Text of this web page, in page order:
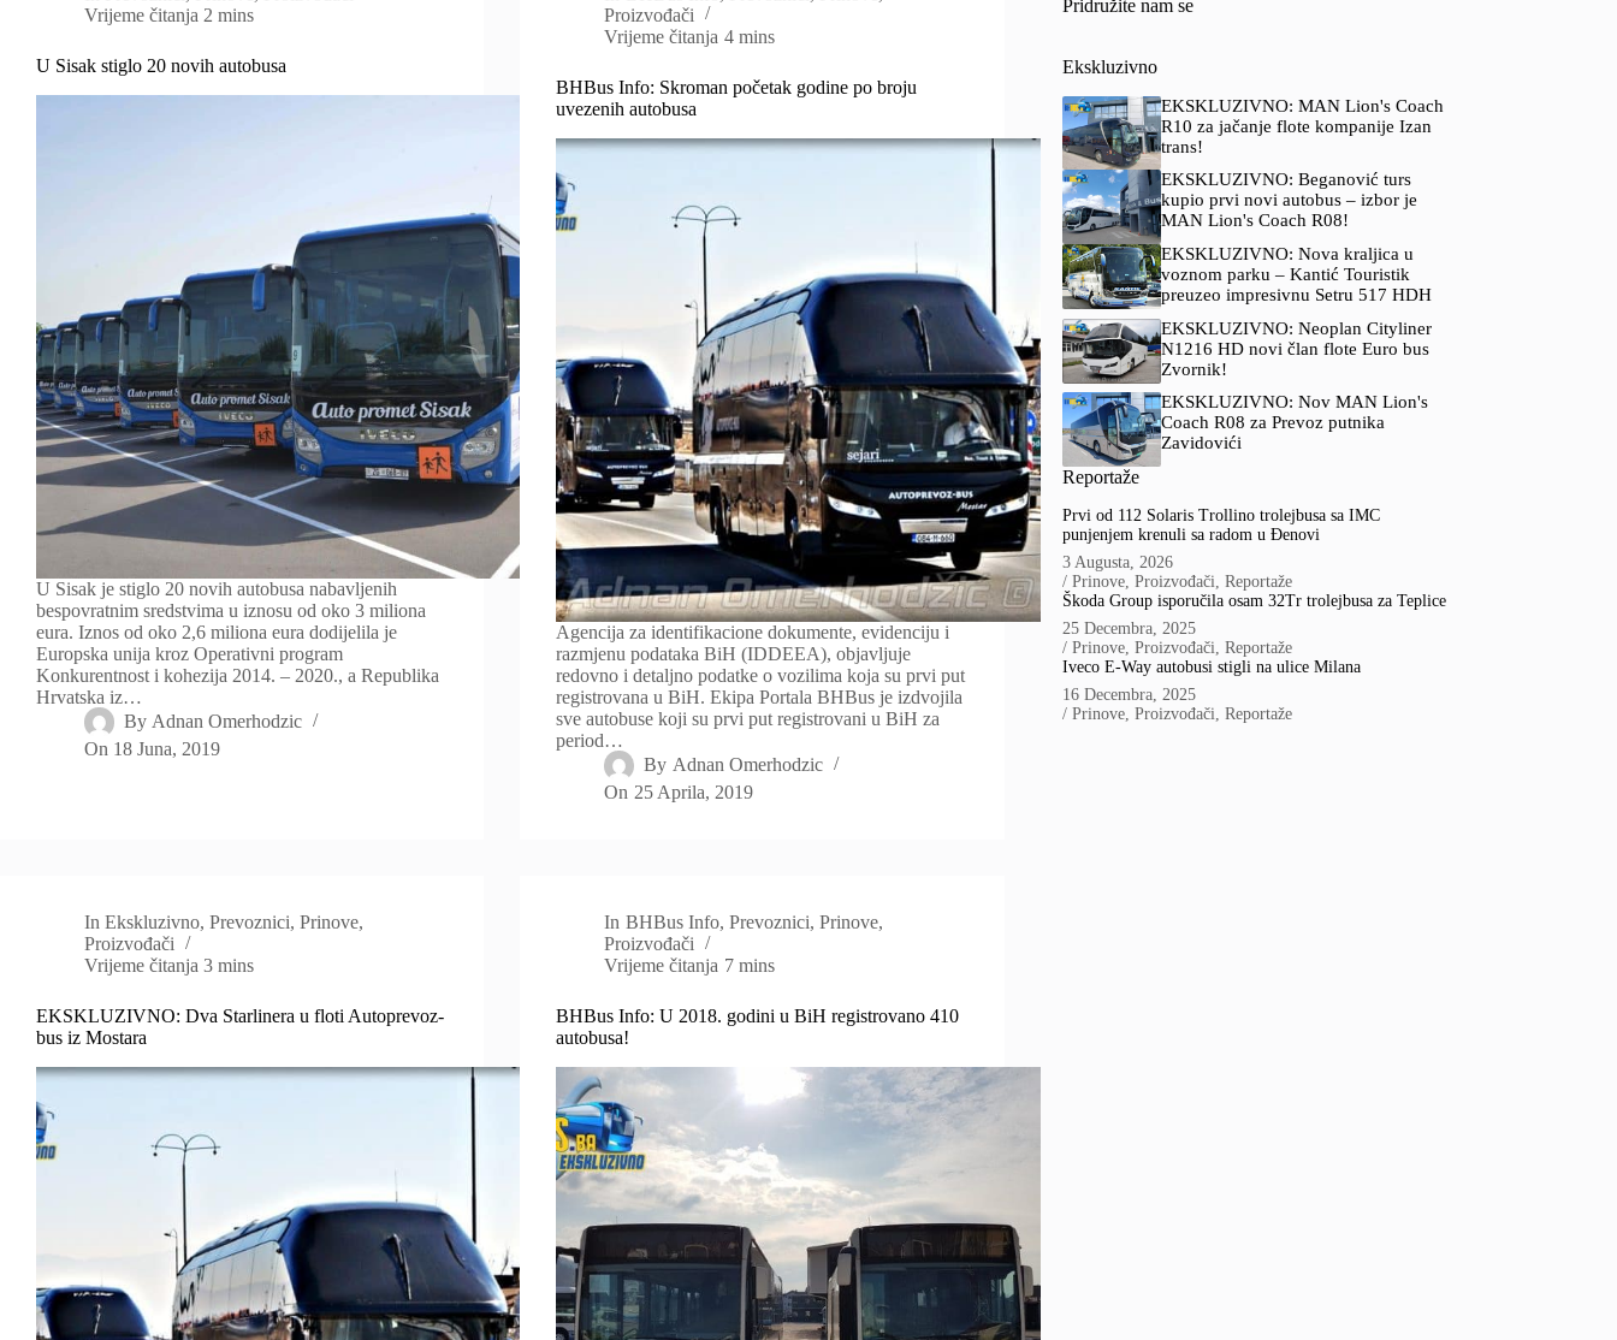
Vrijeme čitanja 2 mins
U Sisak stiglo 20 novih autobusa
U Sisak je stiglo 20 novih autobusa nabavljenih
bespovratnim sredstvima u iznosu od oko 3 miliona
eura. Iznos od oko 2,6 miliona eura dodijelila je
Europska unija kroz Operativni program
Konkurentnost i kohezija 2014. – 2020., a Republika
Hrvatska iz…
By Adnan Omerhodzic
On 18 Juna, 2019
Proizvođači
Vrijeme čitanja 4 mins
BHBus Info: Skroman početak godine po broju
uvezenih autobusa
Agencija za identifikacione dokumente, evidenciju i
razmjenu podataka BiH (IDDEEA), objavljuje
redovno i detaljno podatke o vozilima koja su prvi put
registrovana u BiH. Ekipa Portala BHBus je izdvojila
sve autobuse koji su prvi put registrovani u BiH za
period…
By Adnan Omerhodzic
On 25 Aprila, 2019
In Ekskluzivno,Prevoznici,Prinove,
Proizvođači
Vrijeme čitanja 3 mins
EKSKLUZIVNO: Dva Starlinera u floti Autoprevoz-
bus iz Mostara
In BHBus Info, Prevoznici, Prinove,
Proizvođači
Vrijeme čitanja 7 mins
BHBus Info: U 2018. godini u BiH registrovano 410
autobusa!
Pridružite nam se
Ekskluzivno
EKSKLUZIVNO: MAN Lion's Coach
R10 za jačanje flote kompanije Izan
trans!
EKSKLUZIVNO: Beganović turs
kupio prvi novi autobus – izbor je
MAN Lion's Coach R08!
EKSKLUZIVNO: Nova kraljica u
voznom parku – Kantić Touristik
preuzeo impresivnu Setru 517 HDH
EKSKLUZIVNO: Neoplan Cityliner
N1216 HD novi član flote Euro bus
Zvornik!
EKSKLUZIVNO: Nov MAN Lion's
Coach R08 za Prevoz putnika
Zavidovići
Reportaže
Prvi od 112 Solaris Trollino trolejbusa sa IMC
punjenjem krenuli sa radom u Đenovi
3 Augusta, 2026
/Prinove,Proizvođači,Reportaže
Škoda Group isporučila osam 32Tr trolejbusa za Teplice
25 Decembra, 2025
/Prinove,Proizvođači,Reportaže
Iveco E-Way autobusi stigli na ulice Milana
16 Decembra, 2025
/Prinove,Proizvođači,Reportaže